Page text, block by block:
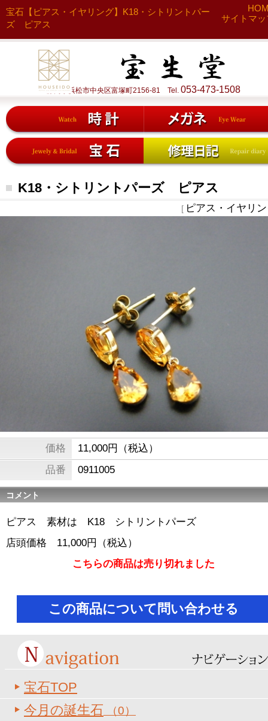
宝石【ピアス・イヤリング】K18・シトリントパー
ズ ピアス
サイトマッ
静岡県浜松市中央区富塚町2156-81 Tel. 053-473-1508
K18・シトリントパーズ ピアス
[ ピアス・イヤリ
価格
11,000円（税込）
品番
0911005
コメント
ピアス 素材は K18 シトリントパーズ
店頭価格 11,000円（税込）
こちらの商品は売り切れました
宝石TOP
今月の誕生石 （0）